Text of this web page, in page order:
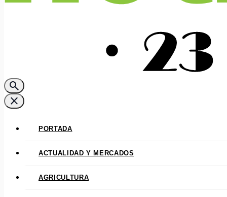
search
close
PORTADA
ACTUALIDAD Y MERCADOS
AGRICULTURA